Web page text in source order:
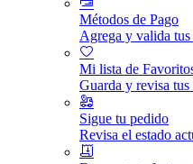
Métodos de Pago
Agrega y valida tus
Mi lista de
Guarda y revisa
Sigue tu pedido
Revisa el estado